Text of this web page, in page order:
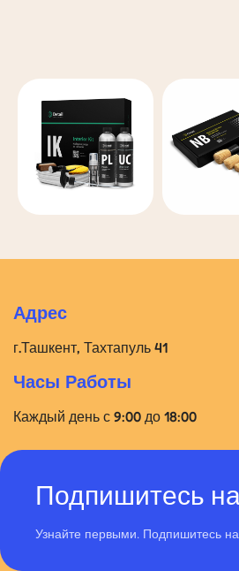
Адрес
г.Ташкент, Тахтапуль 41
Часы Работы
Каждый день с 9:00 до 18:00
Подпишитесь
Узнайте первыми. Подпишитесь